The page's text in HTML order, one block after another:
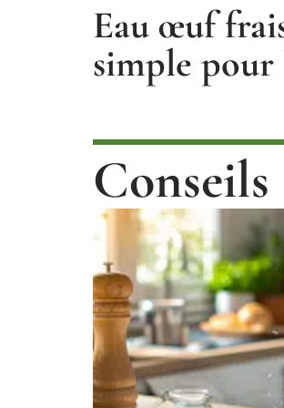
Eau œuf
simple
Conseils